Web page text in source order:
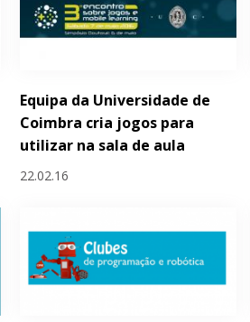
Equipa da Universidade de
Coimbra cria jogos para
utilizar na sala de aula
22.02.16